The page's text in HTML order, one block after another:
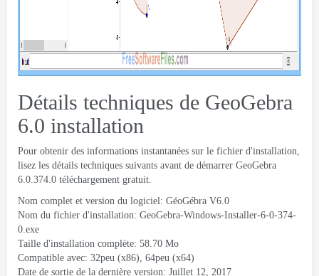
Détails techniques de GeoGebra
6.0 installation
Pour obtenir des informations instantanées sur le fichier d'installation,
lisez les détails techniques suivants avant de démarrer GeoGebra
6.0.374.0 téléchargement gratuit.
Nom complet et version du logiciel: GéoGébra V6.0
Nom du fichier d'installation: GeoGebra-Windows-Installer-6-0-374-
0.exe
Taille d'installation complète: 58.70 Mo
Compatible avec: 32peu (x86), 64peu (x64)
Date de sortie de la dernière version: Juillet 12, 2017